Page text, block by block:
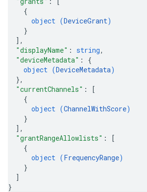
{
object (DeviceGrant)
}
] ,
"displayName" : string,
"deviceMetadata" : {
object (DeviceMetadata)
},
"currentChannels" :
[
{
object (ChannelWithScore)
}
] ,
"grantRangeAllowlists" :
[
{
object (FrequencyRange)
}
]
}